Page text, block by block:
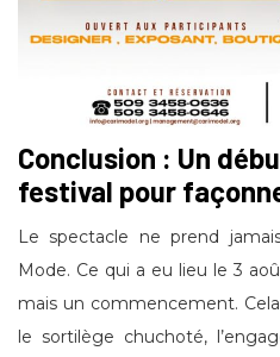
Conclusion : Un
festival pour
Le spectacle ne prend
Mode. Ce qui a eu lieu le 3
mais un commencement.
le sortilège chuchoté,